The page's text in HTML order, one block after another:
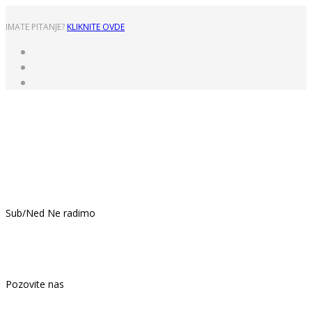
IMATE PITANJE? KLIKNITE OVDE
Sub/Ned Ne radimo
Pozovite nas